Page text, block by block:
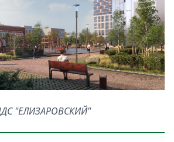
"ЕЛИЗАРОВСКИЙ"